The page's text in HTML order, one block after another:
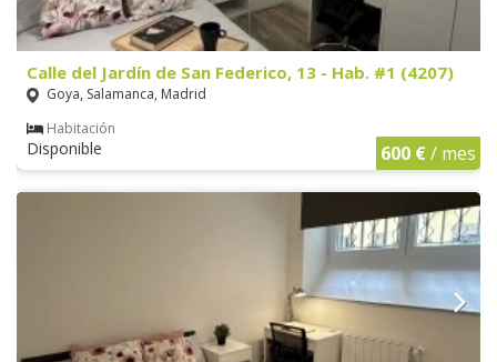
Calle del Jardín de San Federico, 13 - Hab. #1 (4207)
Goya, Salamanca, Madrid
Habitación
Disponible 600 €/ mes